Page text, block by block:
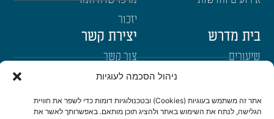
ניהול הסכמה לעוגיות
אתר זה משתמש בעוגיות (Cookies) ובטכנולוגיות דומות כדי לשפר את חוויית
הגלישה, לנתח את השימוש באתר ולהציג תוכן מותאם. באפשרותך לאשר את
יזכור
בית מדרש
שיעורים
ימי עיון
יצירת קשר
צור קשר
הרשמה לשבו"ש
היה שותף